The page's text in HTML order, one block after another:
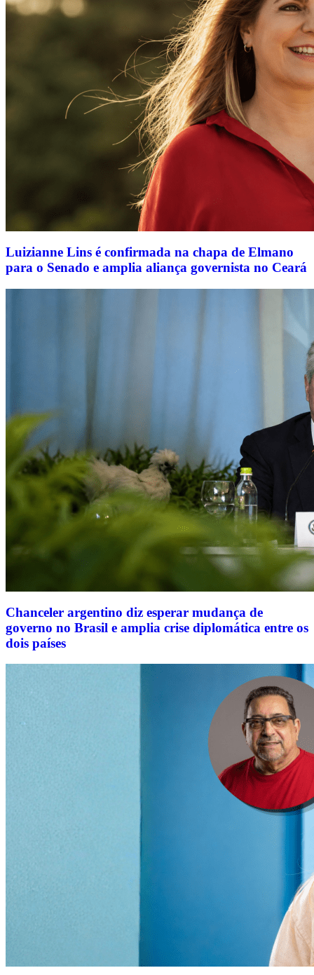
Luizianne Lins é confirmada na chapa de Elmano
para o Senado e amplia aliança governista no Ceará
Chanceler argentino diz esperar mudança de
governo no Brasil e amplia crise diplomática entre os
dois países